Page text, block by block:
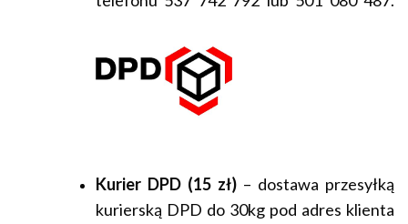
Kurier DPD (15 zł)– dostawa przesyłką
kurierską DPD do 30kg pod adres klienta